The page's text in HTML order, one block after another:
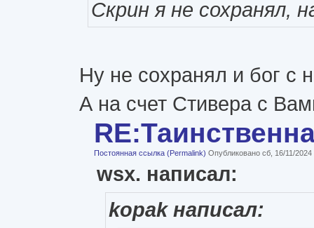
Скрин я не сохранял,
Ну не сохранял и бог с
А на счет Стивера с
Постоянная ссылка (Permalink) Опубликовано сб, 16/11/
wsx. написал:
kopak написал: